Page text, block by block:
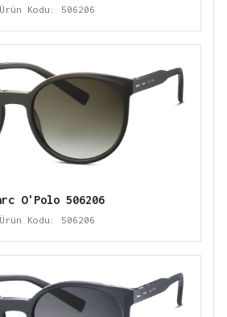
Ürün Kodu: 506206
O'Polo 506206
Ürün Kodu: 506206